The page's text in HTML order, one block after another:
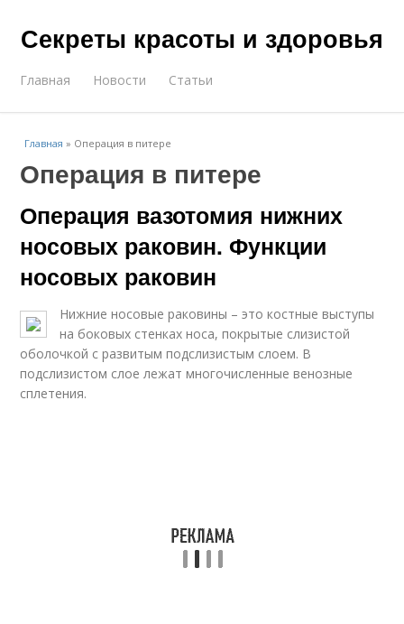
Секреты красоты и здоровья
Главная Новости Статьи
Главная » Операция в питере
Операция в питере
Операция вазотомия нижних
носовых раковин. Функции
носовых раковин
Нижние носовые раковины – это костные выступы
на боковых стенках носа, покрытые слизистой
оболочкой с развитым подслизистым слоем. В
подслизистом слое лежат многочисленные венозные
сплетения.